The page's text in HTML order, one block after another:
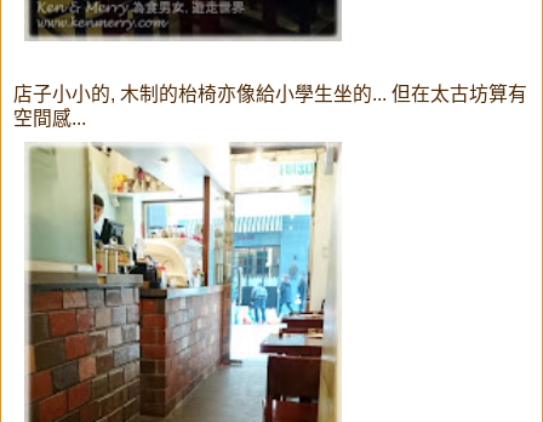
店子小小的, 木制的枱椅亦像給小學生坐的... 但在太古坊算有
空間感...